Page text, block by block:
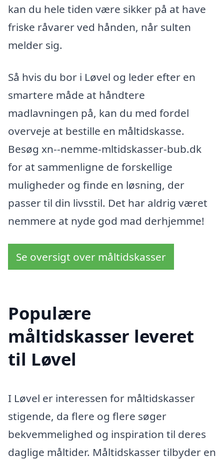
kan du hele tiden være sikker på at have
friske råvarer ved hånden, når sulten
melder sig.
Så hvis du bor i Løvel og leder efter en
smartere måde at håndtere
madlavningen på, kan du med fordel
overveje at bestille en måltidskasse.
Besøg xn--nemme-mltidskasser-bub.dk
for at sammenligne de forskellige
muligheder og finde en løsning, der
passer til din livsstil. Det har aldrig været
nemmere at nyde god mad derhjemme!
Se oversigt over måltidskasser
Populære
måltidskasser leveret
til Løvel
I Løvel er interessen for måltidskasser
stigende, da flere og flere søger
bekvemmelighed og inspiration til deres
daglige måltider. Måltidskasser tilbyder en